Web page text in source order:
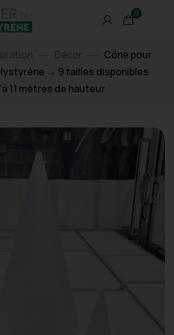
0
Décor
Cône pour
→ 9 tailles disponibles
1.1 mètres de hauteur